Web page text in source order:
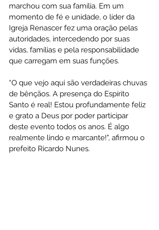
marchou com sua família. Em um
momento de fé e unidade, o líder da
Igreja Renascer fez uma oração pelas
autoridades, intercedendo por suas
vidas, famílias e pela responsabilidade
que carregam em suas funções.
“O que vejo aqui são verdadeiras chuvas
de bênçãos. A presença do Espírito
Santo é real! Estou profundamente feliz
e grato a Deus por poder participar
deste evento todos os anos. É algo
realmente lindo e marcante!", afirmou o
prefeito Ricardo Nunes.